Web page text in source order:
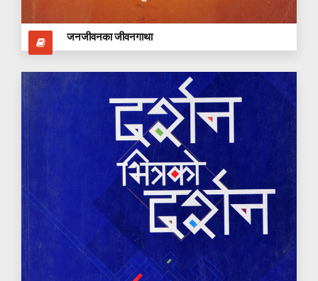
जनजीवनका जीवनगाथा